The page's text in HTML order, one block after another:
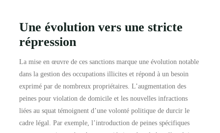
Une évolution vers une stricte
répression
La mise en œuvre de ces sanctions marque une évolution notable
dans la gestion des occupations illicites et répond à un besoin
exprimé par de nombreux propriétaires. L’augmentation des
peines pour violation de domicile et les nouvelles infractions
liées au squat témoignent d’une volonté politique de durcir le
cadre légal. Par exemple, l’introduction de peines spécifiques